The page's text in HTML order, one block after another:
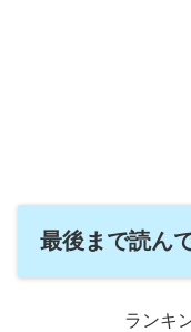
最後まで読ん
ランキ